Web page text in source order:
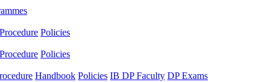
Policies
Policies
Handbook Policies IB DP Faculty DP Exams